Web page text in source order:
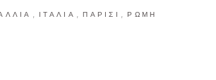
, ΙΤΑΛΊΑ , ΠΑΡΊΣΙ , ΡΏΜΗ